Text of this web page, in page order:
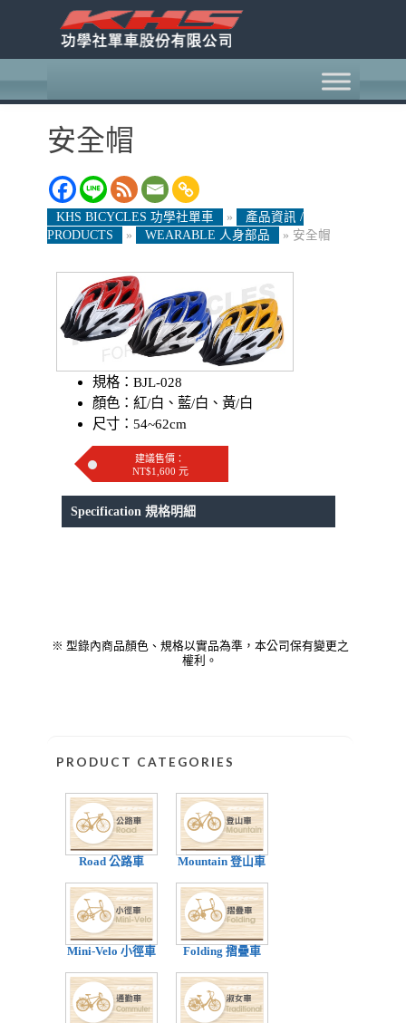
安全帽
KHS BICYCLES 功學社單車 »
產品資訊 /
PRODUCTS
» WEARABLE 人身部品 » 安全帽
規格：BJL-028
顏色：紅/白、藍/白、黃/白
尺寸：54~62cm
建議售價：
NT$1,600 元
Specification 規格明細
※ 型錄內商品顏色、規格以實品為準，本公司保有變更之
權利。
PRODUCT CATEGORIES
Road 公路車 Mountain 登山車
Mini-Velo 小徑車 Folding 摺疊車